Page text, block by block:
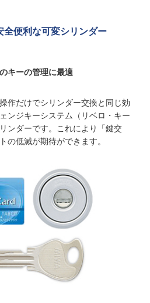
全便利な可変シリンダー
キーの管理に最適
作だけでシリンダー交換と同じ効
ンジキーシステム（リベロ・キー
ンダーです。これにより「鍵交
の低減が期待ができます。